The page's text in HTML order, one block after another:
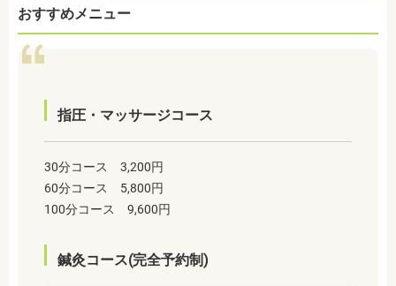
おすすめメニュー
指圧・マッサージコース
30分コース 3,200円
60分コース 5,800円
100分コース 9,600円
鍼灸コース(完全予約制)